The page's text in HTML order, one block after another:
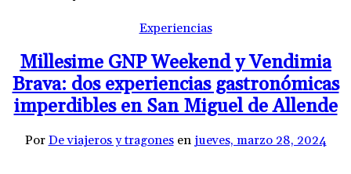
Experiencias
Millesime GNP Weekend y Vendimia
Brava: dos experiencias gastronómicas
imperdibles en San Miguel de Allende
Por De viajeros y tragones en jueves, marzo 28, 2024